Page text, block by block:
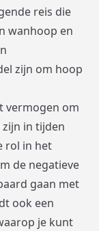
reis die
wanhoop en
zijn om hoop
vermogen om
in tijden
rol in het
de negatieve
gaan met
ook een
je kunt